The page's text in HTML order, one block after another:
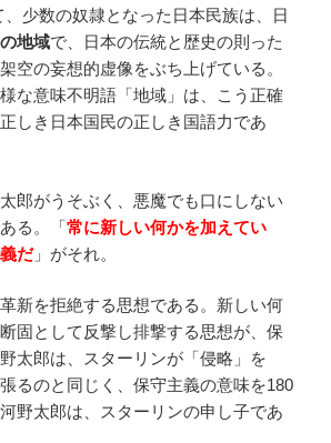
、少数の奴隷となった日本民族は、日
地域で、日本の伝統と歴史の則った
空の妄想的虚像をぶち上げている。
な意味不明語「地域」は、こう正確
しき日本国民の正しき国語力であ
郎がうそぶく、悪魔でも口にしない
る。「常に新しい何かを加えてい
だ」がそれ。
新を拒絶する思想である。新しい何
固として反撃し排撃する思想が、保
太郎は、スターリンが「侵略」を
張るのと同じく、保守主義の意味を180
野太郎は、スターリンの申し子であ